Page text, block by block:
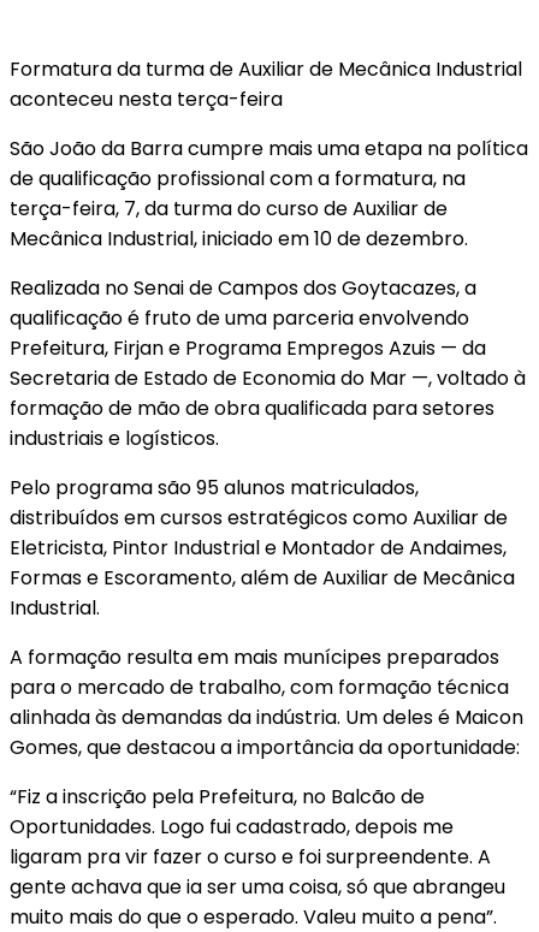
Formatura da turma de Auxiliar de Mecânica Industrial
aconteceu nesta terça-feira
São João da Barra cumpre mais uma etapa na política
de qualificação profissional com a formatura, na
terça-feira, 7, da turma do curso de Auxiliar de
Mecânica Industrial, iniciado em 10 de dezembro.
Realizada no Senai de Campos dos Goytacazes, a
qualificação é fruto de uma parceria envolvendo
Prefeitura, Firjan e Programa Empregos Azuis — da
Secretaria de Estado de Economia do Mar —, voltado à
formação de mão de obra qualificada para setores
industriais e logísticos.
Pelo programa são 95 alunos matriculados,
distribuídos em cursos estratégicos como Auxiliar de
Eletricista, Pintor Industrial e Montador de Andaimes,
Formas e Escoramento, além de Auxiliar de Mecânica
Industrial.
A formação resulta em mais munícipes preparados
para o mercado de trabalho, com formação técnica
alinhada às demandas da indústria. Um deles é Maicon
Gomes, que destacou a importância da oportunidade:
“Fiz a inscrição pela Prefeitura, no Balcão de
Oportunidades. Logo fui cadastrado, depois me
ligaram pra vir fazer o curso e foi surpreendente. A
gente achava que ia ser uma coisa, só que abrangeu
muito mais do que o esperado. Valeu muito a pena”.